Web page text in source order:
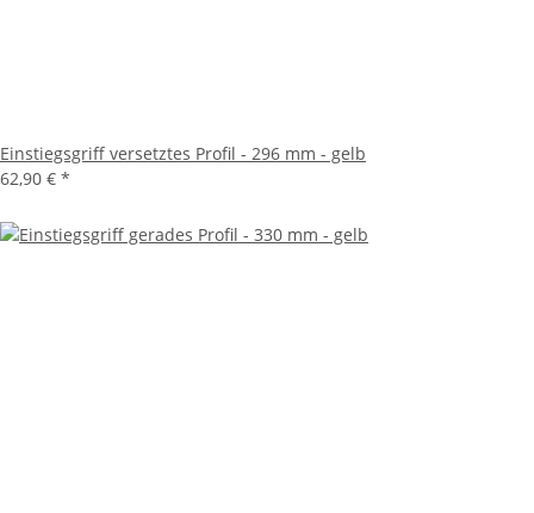
Einstiegsgriff versetztes Profil - 296 mm - gelb
62,90 € *